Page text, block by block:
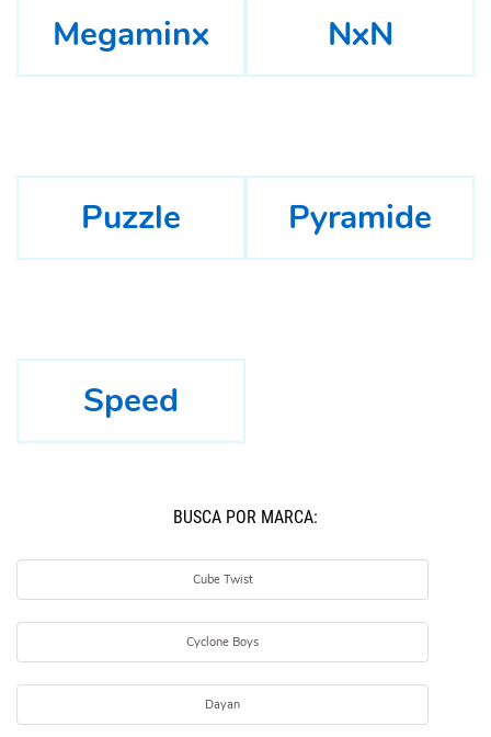
Megaminx NxN
Puzzle Pyramide
Speed
BUSCÁ POR MARCA:
Cube Twist
Cyclone Boys
Dayan